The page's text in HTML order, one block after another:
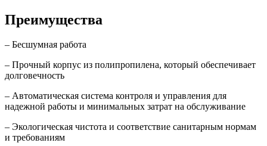
Преимущества
– Бесшумная работа
– Прочный корпус из полипропилена, который обеспечивает
долговечность
– Автоматическая система контроля и управления для
надежной работы и минимальных затрат на обслуживание
– Экологическая чистота и соответствие санитарным нормам
и требованиям